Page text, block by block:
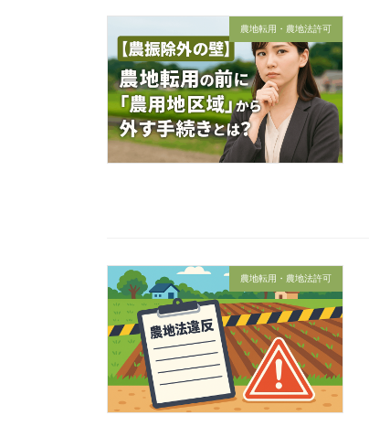
農地転用・農地法許可
農地転用・農地法許可